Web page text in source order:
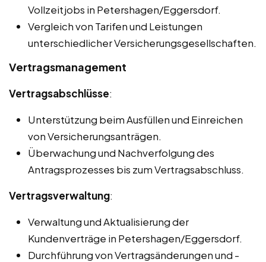
Vollzeitjobs in Petershagen/Eggersdorf.
Vergleich von Tarifen und Leistungen
unterschiedlicher Versicherungsgesellschaften.
Vertragsmanagement
Vertragsabschlüsse:
Unterstützung beim Ausfüllen und Einreichen
von Versicherungsanträgen.
Überwachung und Nachverfolgung des
Antragsprozesses bis zum Vertragsabschluss.
Vertragsverwaltung:
Verwaltung und Aktualisierung der
Kundenverträge in Petershagen/Eggersdorf.
Durchführung von Vertragsänderungen und -